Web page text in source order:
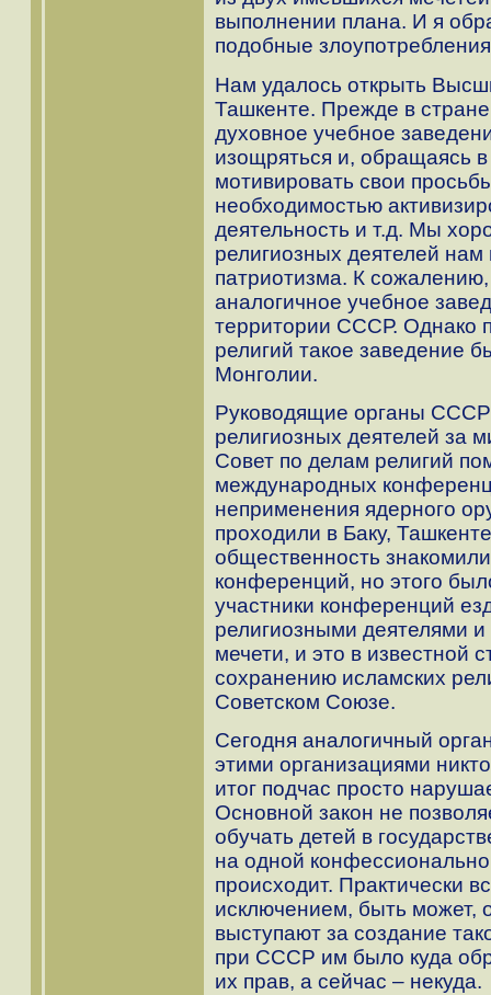
выполнении плана. И я
подобные
Нам удалось открыть
Ташкенте. Прежде в
духовное учебное
изощряться и, обращаясь
мотивировать свои
необходимостью
деятельность и т.д. Мы
религиозных деятелей
патриотизма. К
аналогичное учебное
территории СССР. Однако
религий такое заведение
Монголии.
Руководящие органы
религиозных деятелей за
Совет по делам религий
международных
неприменения ядерного
проходили в Баку,
общественность
конференций, но этого
участники конференций
религиозными деятелями
мечети, и это в известной
сохранению исламских
Советском Союзе.
Сегодня аналогичный
этими организациями
итог подчас просто
Основной закон не
обучать детей в
на одной
происходит. Практически
исключением, быть может,
выступают за создание
при СССР им было куда
их прав, а сейчас – некуда.